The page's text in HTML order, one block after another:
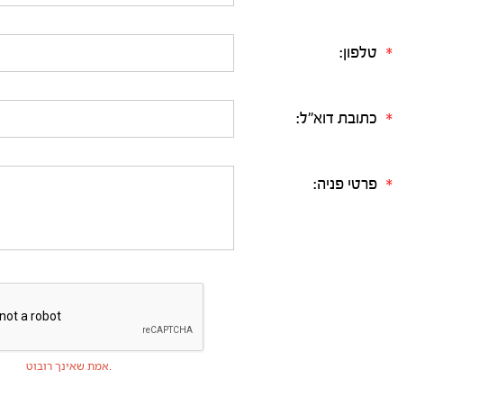
* טלפון:
* כתובת דוא"ל:
* פרטי פניה:
אמת שאינך רובוט.